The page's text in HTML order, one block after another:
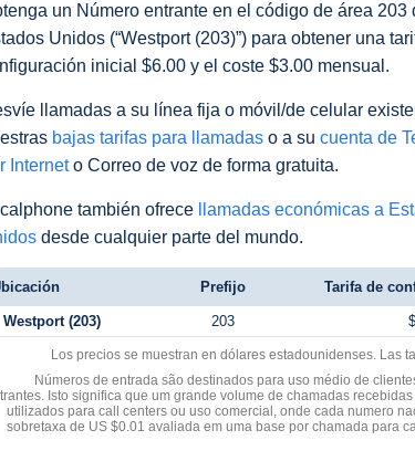
un Número entrante en el código de área 203
Unidos (“Westport (203)”) para obtener una
inicial $6.00 y el coste $3.00 mensual.
llamadas a su línea fija o móvil/de celular
bajas tarifas para llamadas o a su cuenta de
Interneto Correo de voz de forma gratuita.
también ofrece
llamadas económicas a
desde cualquier parte del mundo.
Prefijo Tarifa de
Westport (203) 203
Los precios se muestran en dólares estadounidenses. Las
Números de entrada são destinados para uso médio de
Isto significa que um grande volume de chamadas
utilizados para call centers ou uso comercial, onde cada numero
sobretaxa de US $0.01 avaliada em uma base por chamada para